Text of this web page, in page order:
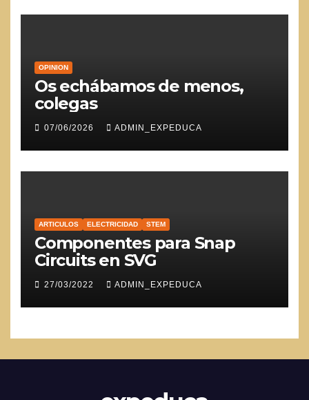
OPINION
Os echábamos de menos,
colegas
07/06/2026 ADMIN_EXPEDUCA
ARTICULOS ELECTRICIDAD STEM
Componentes para Snap
Circuits en SVG
27/03/2022 ADMIN_EXPEDUCA